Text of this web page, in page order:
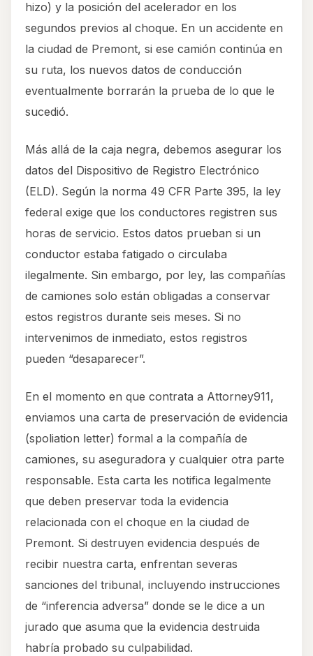
hizo) y la posición del acelerador en los
segundos previos al choque. En un accidente en
la ciudad de Premont, si ese camión continúa en
su ruta, los nuevos datos de conducción
eventualmente borrarán la prueba de lo que le
sucedió.
Más allá de la caja negra, debemos asegurar los
datos del Dispositivo de Registro Electrónico
(ELD). Según la norma 49 CFR Parte 395, la ley
federal exige que los conductores registren sus
horas de servicio. Estos datos prueban si un
conductor estaba fatigado o circulaba
ilegalmente. Sin embargo, por ley, las compañías
de camiones solo están obligadas a conservar
estos registros durante seis meses. Si no
intervenimos de inmediato, estos registros
pueden “desaparecer”.
En el momento en que contrata a Attorney911,
enviamos una carta de preservación de evidencia
(spoliation letter) formal a la compañía de
camiones, su aseguradora y cualquier otra parte
responsable. Esta carta les notifica legalmente
que deben preservar toda la evidencia
relacionada con el choque en la ciudad de
Premont. Si destruyen evidencia después de
recibir nuestra carta, enfrentan severas
sanciones del tribunal, incluyendo instrucciones
de “inferencia adversa” donde se le dice a un
jurado que asuma que la evidencia destruida
habría probado su culpabilidad.